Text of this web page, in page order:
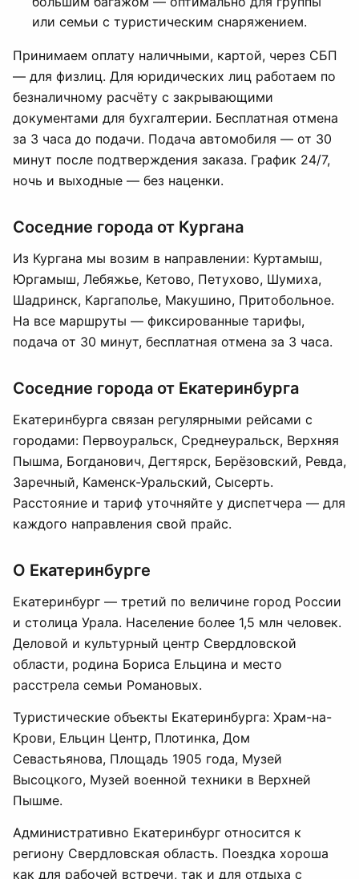
или семьи с туристическим снаряжением.
Принимаем оплату наличными, картой, через СБП
— для физлиц. Для юридических лиц работаем по
безналичному расчёту с закрывающими
документами для бухгалтерии. Бесплатная отмена
за 3 часа до подачи. Подача автомобиля — от 30
минут после подтверждения заказа. График 24/7,
ночь и выходные — без наценки.
Соседние города от Кургана
Из Кургана мы возим в направлении: Куртамыш,
Юргамыш, Лебяжье, Кетово, Петухово, Шумиха,
Шадринск, Каргаполье, Макушино, Притобольное.
На все маршруты — фиксированные тарифы,
подача от 30 минут, бесплатная отмена за 3 часа.
Соседние города от Екатеринбурга
Екатеринбурга связан регулярными рейсами с
городами: Первоуральск, Среднеуральск, Верхняя
Пышма, Богданович, Дегтярск, Берёзовский, Ревда,
Заречный, Каменск-Уральский, Сысерть.
Расстояние и тариф уточняйте у диспетчера — для
каждого направления свой прайс.
О Екатеринбурге
Екатеринбург — третий по величине город России
и столица Урала. Население более 1,5 млн человек.
Деловой и культурный центр Свердловской
области, родина Бориса Ельцина и место
расстрела семьи Романовых.
Туристические объекты Екатеринбурга: Храм-на-
Крови, Ельцин Центр, Плотинка, Дом
Севастьянова, Площадь 1905 года, Музей
Высоцкого, Музей военной техники в Верхней
Пышме.
Административно Екатеринбург относится к
региону Свердловская область. Поездка хороша
как для рабочей встречи, так и для отдыха с